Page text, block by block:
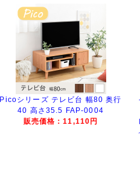
Picoシリーズ テレビ台 幅80 奥行
40 高さ35.5 FAP-0004
販売価格：11,110円